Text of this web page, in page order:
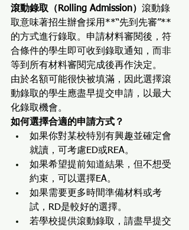
滾動錄取（Rolling Admission） 滾動錄
取意味著招生辦會採用**“先到先審”**
的方式進行錄取。申請材料審閱後，符
合條件的學生即可收到錄取通知，而非
等到所有材料審閱完成後再作決定。
由於名額可能很快被填滿，因此選擇滾
動錄取的學生應盡早提交申請，以最大
化錄取機會。
如何選擇合適的申請方式？
如果你對某校特別有興趣並確定會
就讀，可考慮ED或REA。
如果希望提前知道結果，但不想受
約束，可以選擇EA。
如果需要更多時間準備材料或考
試，RD是較好的選擇。
若學校提供滾動錄取，請盡早提交